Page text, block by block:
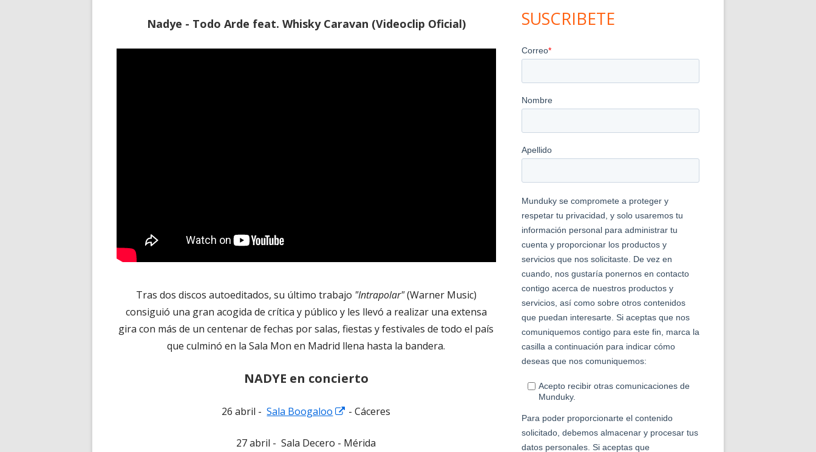
Nadye - Todo Arde feat. Whisky Caravan (Videoclip Oficial)
Tras dos discos autoeditados, su último trabajo "Intrapolar"(Warner Music)
consiguió una gran acogida de crítica y público y les llevó a realizar una extensa
gira con más de un centenar de fechas por salas, fiestas y festivales de todo el país
que culminó en la Sala Mon en Madrid llena hasta la bandera.
NADYE en concierto
26 abril -Sala Boogaloo
Abrir
una
- Cáceres
27 abril - Sala Decero - Mérida
SUSCRIBETE